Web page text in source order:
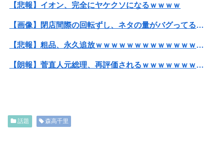
【悲報】イオン、完全にヤケクソになるｗｗｗｗ
【画像】閉店間際の回転ずし、ネタの量がバグってると話題にｗｗｗｗｗ
【悲報】粗品、永久追放ｗｗｗｗｗｗｗｗｗｗｗｗｗｗｗ（証拠あり）
【朗報】菅直人元総理、再評価されるｗｗｗｗｗｗｗｗｗｗｗｗｗｗｗｗｗｗ
話題 森高千里